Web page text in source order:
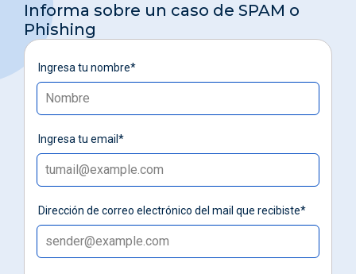
Informa sobre un caso de SPAM o
Phishing
Ingresa tu nombre*
Ingresa tu email*
Dirección de correo electrónico del mail que recibiste*